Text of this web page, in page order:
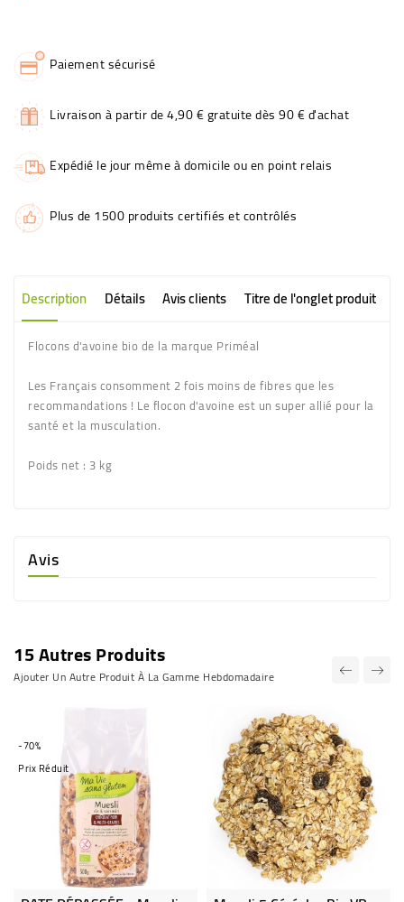
Paiement sécurisé
Livraison à partir de 4,90 € gratuite dès 90 € d'achat
Expédié le jour même à domicile ou en point relais
Plus de 1500 produits certifiés et contrôlés
Description Détails Avis clients Titre de l'onglet produit
Flocons d'avoine bio de la marque Priméal
Les Français consomment 2 fois moins de fibres que les
recommandations ! Le flocon d'avoine est un super allié pour la
santé et la musculation.
Poids net : 3 kg
Avis
15 Autres Produits
Ajouter Un Autre Produit À La Gamme Hebdomadaire
-70%
Prix Réduit